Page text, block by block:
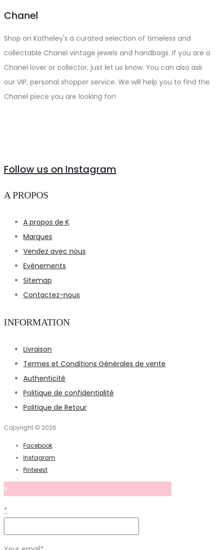
Chanel
Shop on Katheley's a curated selection of timeless and
collectable Chanel vintage jewels and handbags. If you are a
Chanel lover or collector, just let us know. You can also ask
our VIP, personal shopper service. We will help you to find the
Chanel piece you are looking for!
Follow us on Instagram
A PROPOS
A propos de K
Marques
Vendez avec nous
Evènements
Sitemap
Contactez-nous
INFORMATION
Livraison
Termes et Conditions Générales de vente
Authenticité
Politique de confidentialité
Politique de Retour
Copyright © 2026
Facebook
Instagram
Pinterest
×
*